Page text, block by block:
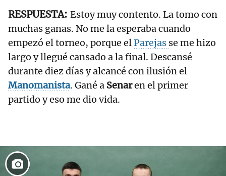
Estoy muy contento. La tomo con
muchas ganas. No me la esperaba cuando
empezó el torneo, porque elParejas se me hizo
largo y llegué cansado a la final. Descansé
durante diez días y alcancé con ilusión el
Manomanista. Gané a Senaren el primer
partido y eso me dio vida.